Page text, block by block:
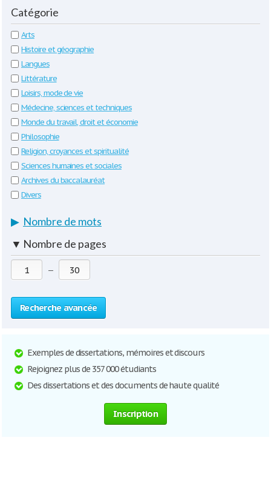
Catégorie
Arts
Histoire et géographie
Langues
Littérature
Loisirs, mode de vie
Médecine, sciences et techniques
Monde du travail, droit et économie
Philosophie
Religion, croyances et spiritualité
Sciences humaines et sociales
Archives du baccalauréat
Divers
▶ Nombre de mots
▼ Nombre de pages
—
Recherche avancée
Exemples de dissertations, mémoires et discours
Rejoignez plus de 357 000 étudiants
Des dissertations et des documents de haute qualité
Inscription